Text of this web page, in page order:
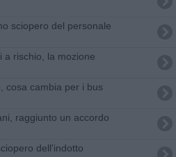
sciopero del personale
a rischio, la mozione
cosa cambia per i bus
raggiunto un accordo
dell'indotto